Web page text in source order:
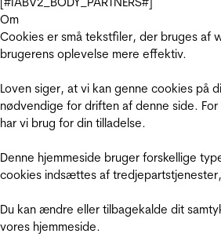
Om
Cookies er små tekstfiler, der bruges af
brugerens oplevelse mere effektiv.
Loven siger, at vi kan genne cookies på
nødvendige for driften af denne side.
har vi brug for din tilladelse.
Denne hjemmeside bruger forskellige
cookies indsættes af
Du kan ændre eller tilbagekalde dit
vores hjemmeside.